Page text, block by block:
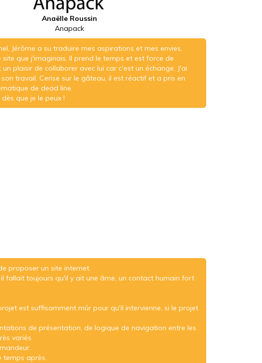
Anaëlle Roussin
Anapack
Jérôme a su traduire mes aspirations et mes envies,
site que j'imaginais. Il prend le temps et est force de
plaisir de collaborer avec lui car c'est un échange. J'ai
travail. Cerise sur le gâteau, il est réactif et a pris en
de dead line.
que je le peux !
proposer un site internet.
fallait toujours qu'il y ait une âme, un contact humain fort
est suffisamment mûr pour qu'il intervienne, si le projet
de présentation, de logique de navigation entre les
variés.
temps après.